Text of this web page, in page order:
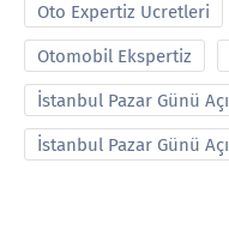
Oto Expertiz Ucretleri
Otomobil Ekspertiz
İstanbul Pazar Günü
İstanbul Pazar Günü